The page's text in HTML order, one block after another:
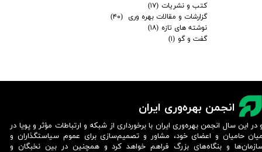
کتب و نشریات (۱۷)
گزارشات و مقالات بهره وری
(۴۰)
نوشته های تازه (۱۸)
گفت و گو (۱)
انجمن بهره‌وری ایران
در این سال انجمن بهره‌وری ایران با برخورداری از شبکه و ارتباطات مؤثر و پویا در
حامیان و اعضای خود، مشاور و تصمیم‌سازی برای عموم سیاستگذاران و
و بنگاه‌های بزرگ فراهم خواهد کرد و همچنین در بین نخبگان و